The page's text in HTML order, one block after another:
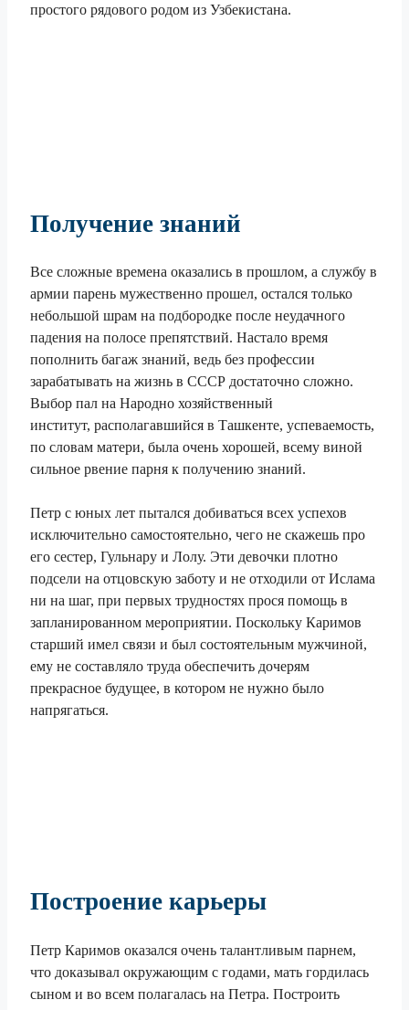
простого рядового родом из Узбекистана.
Получение знаний
Все сложные времена оказались в прошлом, а службу в
армии парень мужественно прошел, остался только
небольшой шрам на подбородке после неудачного
падения на полосе препятствий. Настало время
пополнить багаж знаний, ведь без профессии
зарабатывать на жизнь в СССР достаточно сложно.
Выбор пал на Народно хозяйственный
институт, располагавшийся в Ташкенте, успеваемость,
по словам матери, была очень хорошей, всему виной
сильное рвение парня к получению знаний.
Петр с юных лет пытался добиваться всех успехов
исключительно самостоятельно, чего не скажешь про
его сестер, Гульнару и Лолу. Эти девочки плотно
подсели на отцовскую заботу и не отходили от Ислама
ни на шаг, при первых трудностях прося помощь в
запланированном мероприятии. Поскольку Каримов
старший имел связи и был состоятельным мужчиной,
ему не составляло труда обеспечить дочерям
прекрасное будущее, в котором не нужно было
напрягаться.
Построение карьеры
Петр Каримов оказался очень талантливым парнем,
что доказывал окружающим с годами, мать гордилась
сыном и во всем полагалась на Петра. Построить